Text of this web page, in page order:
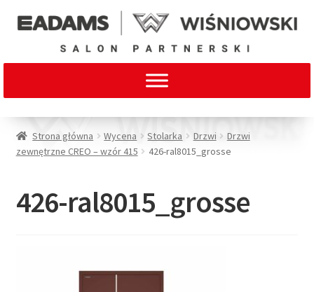
Strona główna Wycena Stolarka Drzwi
Drzwi
zewnętrzne CREO – wzór 415
426-ral8015_grosse
426-ral8015_grosse